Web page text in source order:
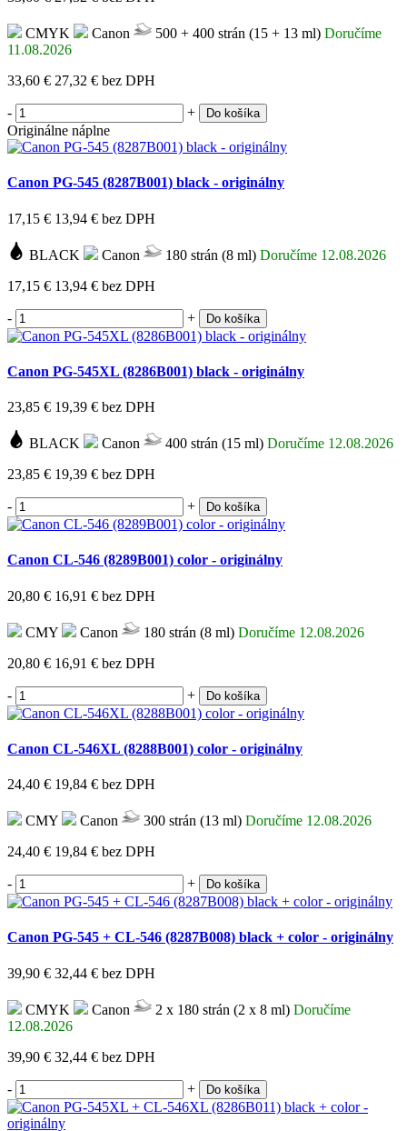
CMYK Canon 500 + 400 strán (15 + 13 ml) Doručíme
11.08.2026
33,60 € 27,32 € bez DPH
- + Do košíka
Originálne náplne
Canon PG-545 (8287B001) black - originálny
17,15 € 13,94 € bez DPH
BLACK Canon 180 strán (8 ml) Doručíme 12.08.2026
17,15 € 13,94 € bez DPH
- + Do košíka
Canon PG-545XL (8286B001) black - originálny
23,85 € 19,39 € bez DPH
BLACK Canon 400 strán (15 ml) Doručíme 12.08.2026
23,85 € 19,39 € bez DPH
- + Do košíka
Canon CL-546 (8289B001) color - originálny
20,80 € 16,91 € bez DPH
CMY Canon 180 strán (8 ml) Doručíme 12.08.2026
20,80 € 16,91 € bez DPH
- + Do košíka
Canon CL-546XL (8288B001) color - originálny
24,40 € 19,84 € bez DPH
CMY Canon 300 strán (13 ml) Doručíme 12.08.2026
24,40 € 19,84 € bez DPH
- + Do košíka
Canon PG-545 + CL-546 (8287B008) black + color - originálny
39,90 € 32,44 € bez DPH
CMYK Canon 2 x 180 strán (2 x 8 ml) Doručíme
12.08.2026
39,90 € 32,44 € bez DPH
- + Do košíka